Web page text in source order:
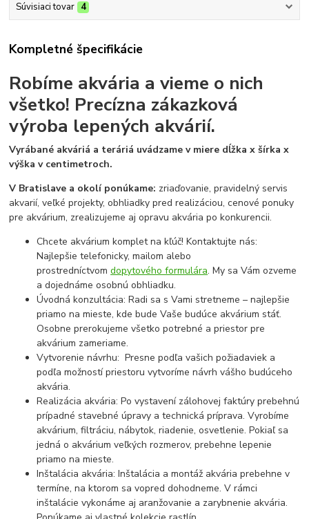
Súvisiaci tovar 4
Kompletné špecifikácie
Robíme akvária a vieme o nich
všetko! Precízna zákazková
výroba lepených akvárií.
Vyrábané akváriá a teráriá uvádzame v miere dĺžka x šírka x
výška v centimetroch.
V Bratislave a okolí ponúkame: zriaďovanie, pravidelný servis
akvarií, veľké projekty, obhliadky pred realizáciou, cenové ponuky
pre akvárium, zrealizujeme aj opravu akvária po konkurencii.
Chcete akvárium komplet na kľúč! Kontaktujte nás:
Najlepšie telefonicky, mailom alebo
prostredníctvomdopytového formulára. My sa Vám ozveme
a dojednáme osobnú obhliadku.
Úvodná konzultácia: Radi sa s Vami stretneme – najlepšie
priamo na mieste, kde bude Vaše budúce akvárium stáť.
Osobne prerokujeme všetko potrebné a priestor pre
akvárium zameriame.
Vytvorenie návrhu: Presne podľa vašich požiadaviek a
podľa možností priestoru vytvoríme návrh vášho budúceho
akvária.
Realizácia akvária: Po vystavení zálohovej faktúry prebehnú
prípadné stavebné úpravy a technická príprava. Vyrobíme
akvárium, filtráciu, nábytok, riadenie, osvetlenie. Pokiaľ sa
jedná o akvárium veľkých rozmerov, prebehne lepenie
priamo na mieste.
Inštalácia akvária: Inštalácia a montáž akvária prebehne v
termíne, na ktorom sa vopred dohodneme. V rámci
inštalácie vykonáme aj aranžovanie a zarybnenie akvária.